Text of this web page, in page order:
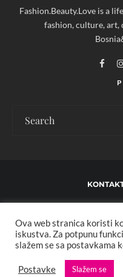
Fashion.Beauty.Love is a
fashion, culture, art,
Copyright © 2013 - 2025 FBL
Ova web stranica koristi
iskustva. Za potpunu
slažem se sa postavkama
Postavke Slažem se